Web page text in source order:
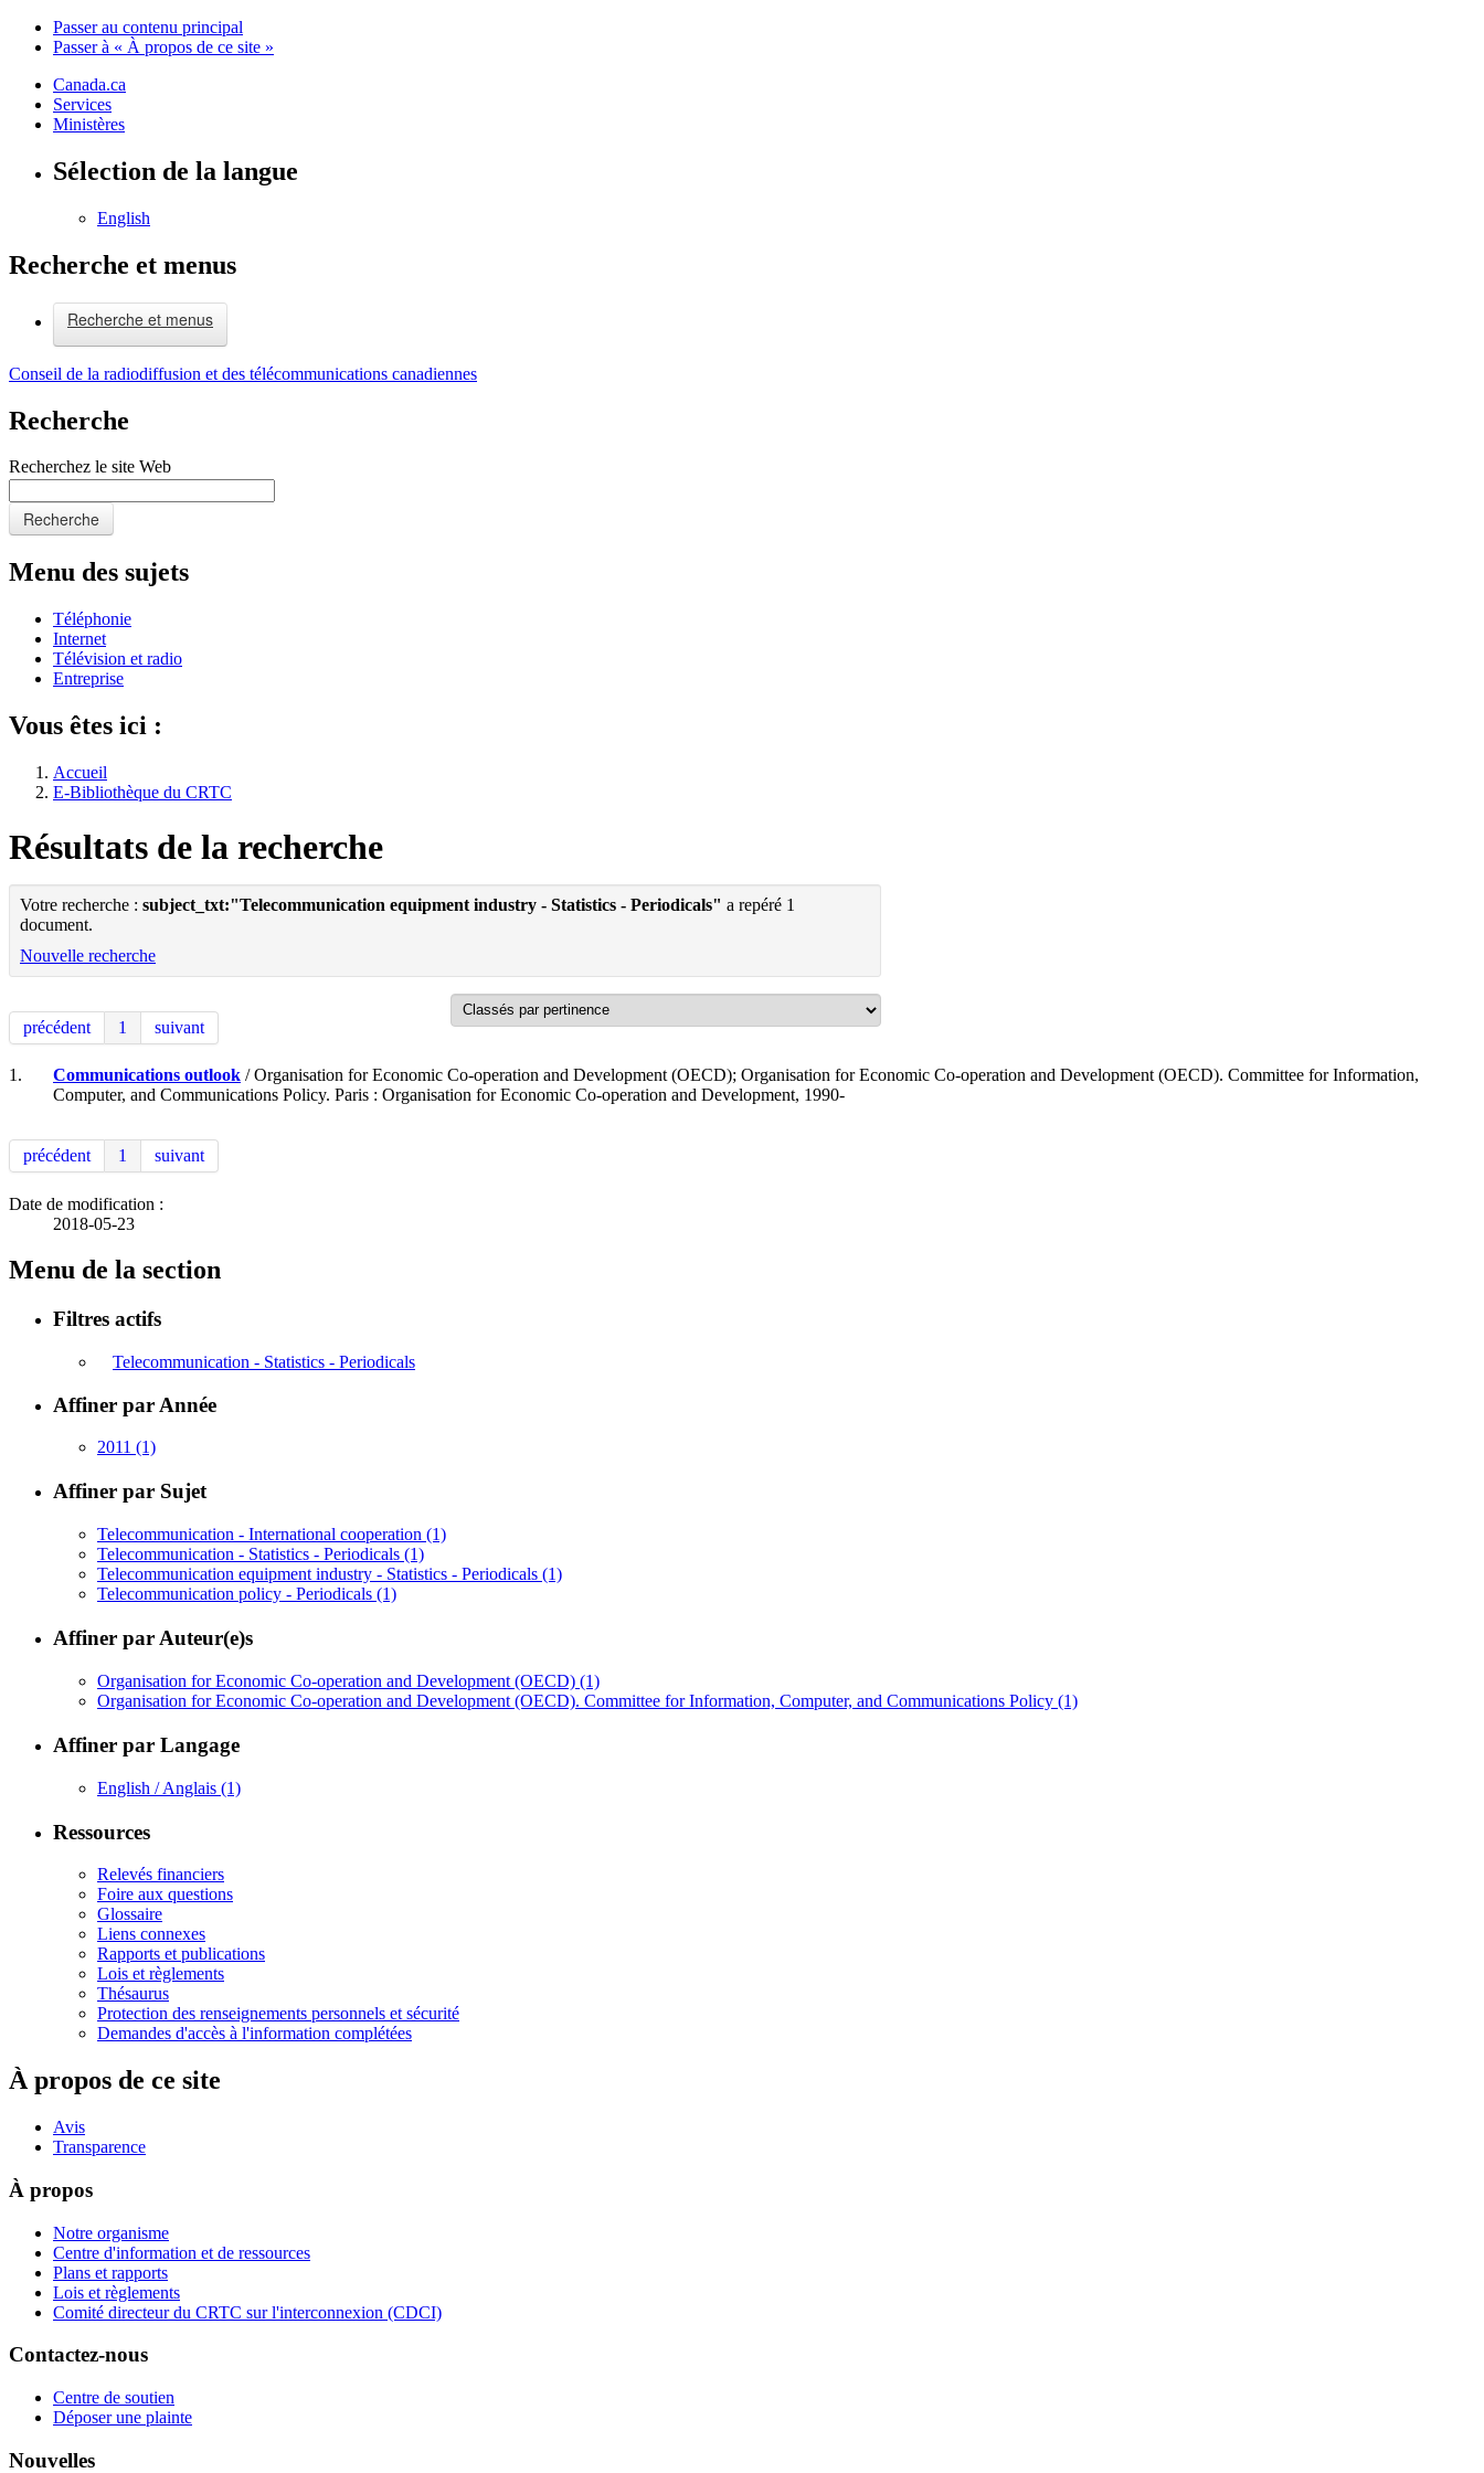
Passer au contenu principal
Passer à « À propos de ce site »
Canada.ca
Services
Ministères
Sélection de la langue
English
Recherche et menus
Recherche et menus
Conseil de la radiodiffusion et des télécommunications canadiennes
Recherche
Recherchez le site Web
Recherche
Menu des sujets
Téléphonie
Internet
Télévision et radio
Entreprise
Vous êtes ici :
Accueil
E-Bibliothèque du CRTC
Résultats de la recherche
Votre recherche : subject_txt:"Telecommunication equipment industry - Statistics - Periodicals" a repéré 1
document.
Nouvelle recherche
précédent 1 suivant
1. Communications outlook / Organisation for Economic Co-operation and Development (OECD); Organisation for Economic Co-operation and Development (OECD). Committee for Information,
Computer, and Communications Policy. Paris : Organisation for Economic Co-operation and Development, 1990-
précédent 1 suivant
Date de modification :
2018-05-23
Menu de la section
Filtres actifs
Telecommunication - Statistics - Periodicals
Affiner par Année
2011 (1)
Affiner par Sujet
Telecommunication - International cooperation (1)
Telecommunication - Statistics - Periodicals (1)
Telecommunication equipment industry - Statistics - Periodicals (1)
Telecommunication policy - Periodicals (1)
Affiner par Auteur(e)s
Organisation for Economic Co-operation and Development (OECD) (1)
Organisation for Economic Co-operation and Development (OECD). Committee for Information, Computer, and Communications Policy (1)
Affiner par Langage
English / Anglais (1)
Ressources
Relevés financiers
Foire aux questions
Glossaire
Liens connexes
Rapports et publications
Lois et règlements
Thésaurus
Protection des renseignements personnels et sécurité
Demandes d'accès à l'information complétées
À propos de ce site
Avis
Transparence
À propos
Notre organisme
Centre d'information et de ressources
Plans et rapports
Lois et règlements
Comité directeur du CRTC sur l'interconnexion (CDCI)
Contactez-nous
Centre de soutien
Déposer une plainte
Nouvelles